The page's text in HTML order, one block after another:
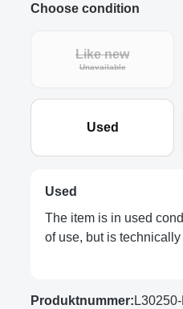
Choose condition
Like new
Unavailable(This option is
Used
Used
The item is in used
of use, but is
Produktnummer: